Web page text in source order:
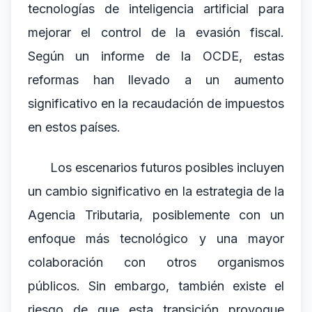
tecnologías de inteligencia artificial para
mejorar el control de la evasión fiscal.
Según un informe de la OCDE, estas
reformas han llevado a un aumento
significativo en la recaudación de impuestos
en estos países.
Los escenarios futuros posibles incluyen
un cambio significativo en la estrategia de la
Agencia Tributaria, posiblemente con un
enfoque más tecnológico y una mayor
colaboración con otros organismos
públicos. Sin embargo, también existe el